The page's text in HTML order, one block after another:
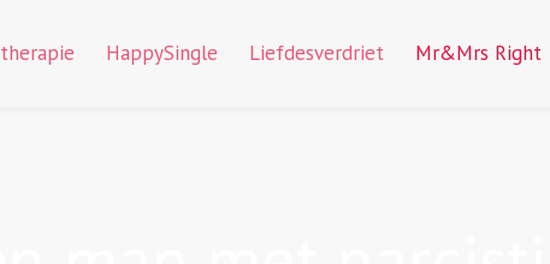
HappySingle Liefdesverdriet Mr&Mrs Right